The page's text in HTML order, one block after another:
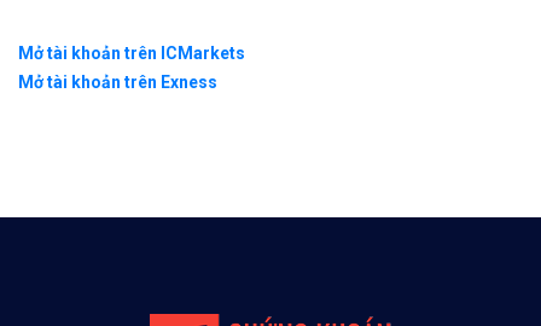
Mở tài khoản trên ICMarkets
Mở tài khoản trên Exness